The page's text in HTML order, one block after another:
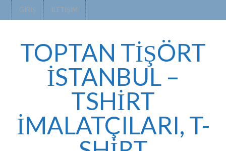
GIRIŞ İLETIŞIM
TOPTAN TİŞÖRT
İSTANBUL –
TSHIRT
IMALATÇILARI, T-